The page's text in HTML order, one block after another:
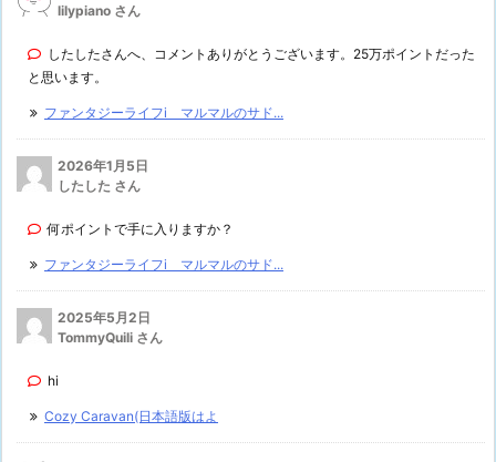
lilypiano さん
したしたさんへ、コメントありがとうございます。25万ポイントだった
と思います。
ファンタジーライフi マルマルのサド...
2026年1月5日
したした さん
何ポイントで手に入りますか？
ファンタジーライフi マルマルのサド...
2025年5月2日
TommyQuili さん
hi
Cozy Caravan(日本語版はよ